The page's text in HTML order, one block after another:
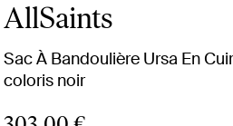
AllSaints
Sac À Bandoulière Ursa En
coloris noir